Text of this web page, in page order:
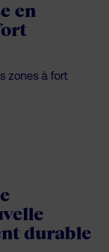
en
zones à fort
durable